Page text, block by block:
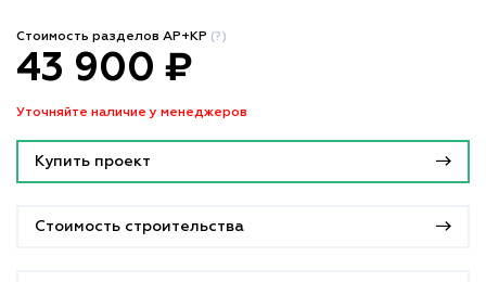
Стоимость разделов АР+КР (?)
43 900 ₽
Уточняйте наличие у менеджеров
Купить проект
Стоимость строительства